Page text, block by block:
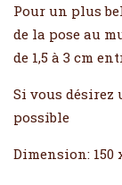
Pour un plus
de la pose au
de 1,5 à 3 cm
Si vous désirez
possible
Dimension: 150